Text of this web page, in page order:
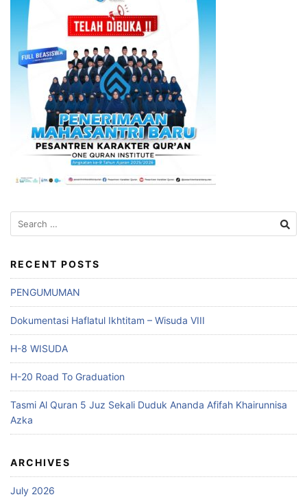
Search
for:
RECENT POSTS
PENGUMUMAN
Dokumentasi Haflatul Ikhtitam – Wisuda VIII
H-8 WISUDA
H-20 Road To Graduation
Tasmi Al Quran 5 Juz Sekali Duduk Ananda Afifah Khairunnisa
Azka
ARCHIVES
July 2026